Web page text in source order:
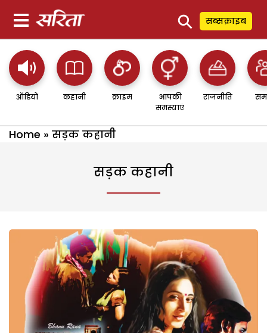
⚲ सब्सक्राइब
ऑडियो कहानी क्राइम
आपकी
समस्याएं
राजनीति
Home » सड़क कहानी
सड़क कहानी